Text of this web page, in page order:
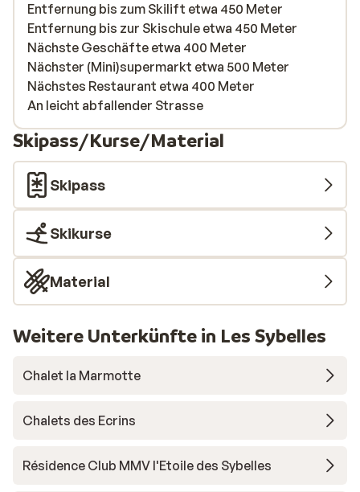
Entfernung bis zum Skilift etwa 450 Meter
Entfernung bis zur Skischule etwa 450 Meter
Nächste Geschäfte etwa 400 Meter
Nächster (Mini)supermarkt etwa 500 Meter
Nächstes Restaurant etwa 400 Meter
An leicht abfallender Strasse
Skipass/Kurse/Material
Skipass
Skikurse
Material
Weitere Unterkünfte in Les Sybelles
Chalet la Marmotte
Chalets des Ecrins
Résidence Club MMV l'Etoile des Sybelles